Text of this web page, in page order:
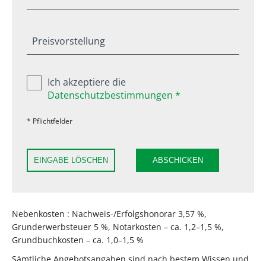
Preisvorstellung
Ich akzeptiere die
Datenschutzbestimmungen *
* Pflichtfelder
EINGABE LÖSCHEN ABSCHICKEN
Nebenkosten : Nachweis-/Erfolgshonorar 3,57 %,
Grunderwerbsteuer 5 %, Notarkosten – ca. 1,2–1,5 %,
Grundbuchkosten – ca. 1,0–1,5 %